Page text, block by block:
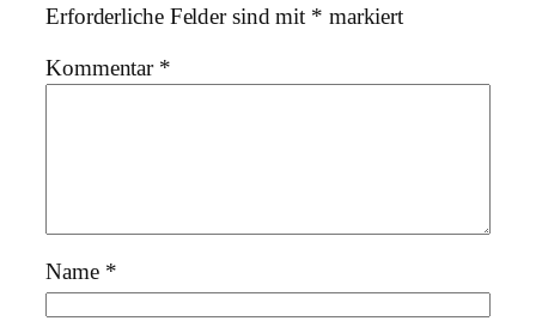
Erforderliche Felder sind mit * markiert
Kommentar *
Name *